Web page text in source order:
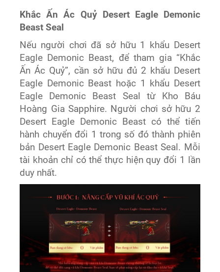
Khắc Ấn Ác Quỷ Desert Eagle Demonic
Beast Seal
Nếu người chơi đã sở hữu 1 khẩu Desert
Eagle Demonic Beast, để tham gia “Khắc
Ấn Ác Quỷ”, cần sở hữu đủ 2 khẩu Desert
Eagle Demonic Beast hoặc 1 khẩu Desert
Eagle Demonic Beast Seal từ Kho Báu
Hoàng Gia Sapphire. Người chơi sở hữu 2
Desert Eagle Demonic Beast có thể tiến
hành chuyển đổi 1 trong số đó thành phiên
bản Desert Eagle Demonic Beast Seal. Mỗi
tài khoản chỉ có thể thực hiện quy đổi 1 lần
duy nhất.